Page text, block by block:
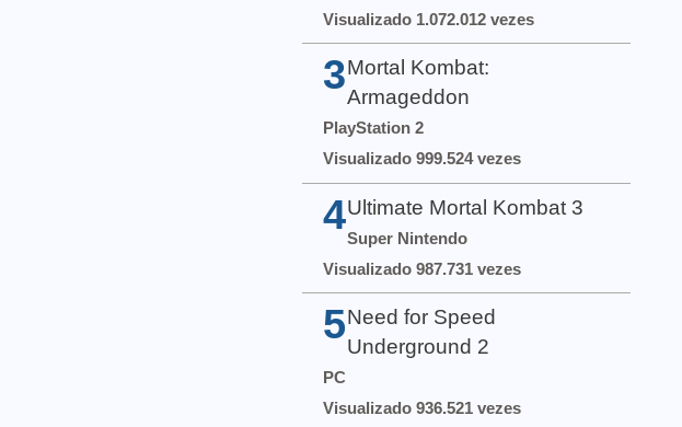
Visualizado 1.072.012 vezes
3 Mortal Kombat:
Armageddon
PlayStation 2
Visualizado 999.524 vezes
4 Ultimate Mortal Kombat 3
Super Nintendo
Visualizado 987.731 vezes
5 Need for Speed
Underground 2
PC
Visualizado 936.521 vezes